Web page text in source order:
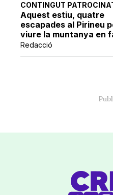
CONTINGUT
Aquest estiu, quatre
escapades al Pirineu
viure la muntanya en
Redacció